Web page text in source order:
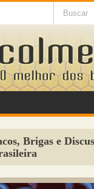
NotÃ­cias
Brigas e